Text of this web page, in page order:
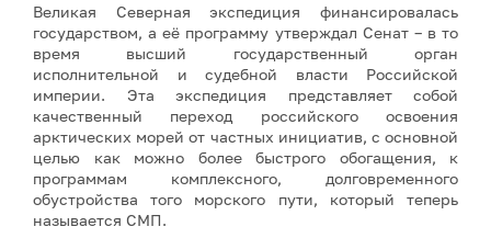
Великая Северная экспедиция финансировалась
государством, а её программу утверждал Сенат – в то
время высший государственный орган
исполнительной и судебной власти Российской
империи. Эта экспедиция представляет собой
качественный переход российского освоения
арктических морей от частных инициатив, с основной
целью как можно более быстрого обогащения, к
программам комплексного, долговременного
обустройства того морского пути, который теперь
называется СМП.